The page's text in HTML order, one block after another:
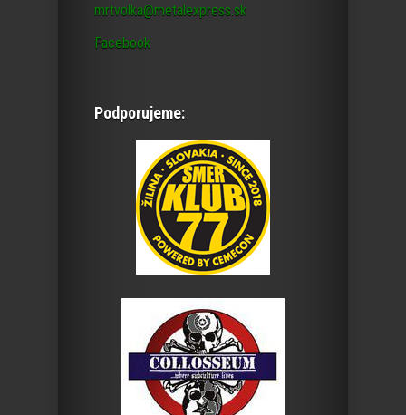
mrtvolka@metalexpress.sk
Facebook
Podporujeme: